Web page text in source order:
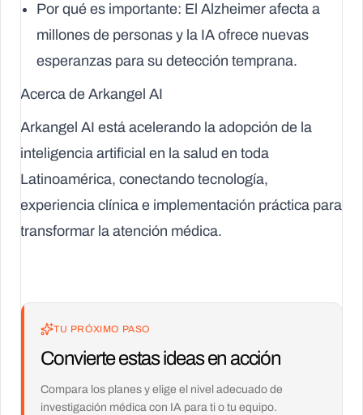
Por qué es importante: El Alzheimer afecta a
millones de personas y la IA ofrece nuevas
esperanzas para su detección temprana.
Acerca de Arkangel AI
Arkangel AI está acelerando la adopción de la
inteligencia artificial en la salud en toda
Latinoamérica, conectando tecnología,
experiencia clínica e implementación práctica para
transformar la atención médica.
TU PRÓXIMO PASO
Convierte estas ideas en acción
Compara los planes y elige el nivel adecuado de
investigación médica con IA para ti o tu equipo.